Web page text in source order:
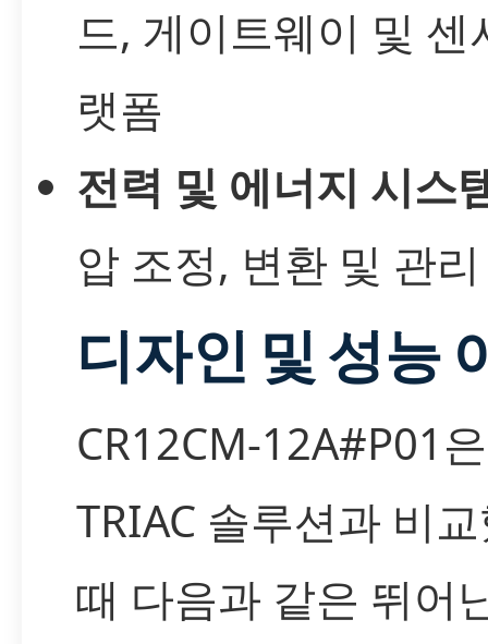
드, 게이트웨이 및 센
랫폼
전력 및 에너지 시스
압 조정, 변환 및 관
디자인 및 성능
CR12CM-12A#P01
TRIAC 솔루션과 비
때 다음과 같은 뛰어